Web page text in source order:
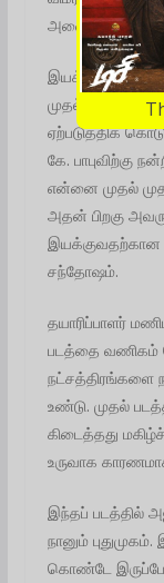
அனைவருக்கும்
இயக்குநர்
முதல் மேடை.
ஏற்படுத்திக்
கே. பாபுவிற்கு
என்னை முதல்
அதன் பிறகு
இயக்குவதற்கான
சந்தோஷம்.
தயாரிப்பாளர்
படத்தை வணிகம்
நட்சத்திரங்களை
உண்டு. முதல்
கிடைத்தது
உருவாக
இந்தப் படத்தில்
நானும்
கொண்டே